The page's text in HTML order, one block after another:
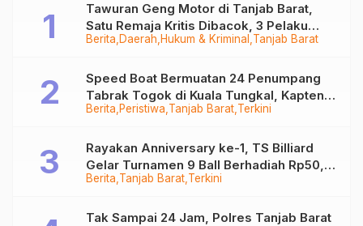
Berita Daerah Hukum & Kriminal Tanjab Barat
Tawuran Geng Motor di Tanjab Barat,
Satu Remaja Kritis Dibacok, 3 Pelaku
Ditangkap
Berita Peristiwa Tanjab Barat Terkini
Speed Boat Bermuatan 24 Penumpang
Tabrak Togok di Kuala Tungkal, Kapten
Sempat Hilang
Berita Tanjab Barat Terkini
Rayakan Anniversary ke-1, TS Billiard
Gelar Turnamen 9 Ball Berhadiah Rp50,8
Juta
Tak Sampai 24 Jam, Polres Tanjab Barat